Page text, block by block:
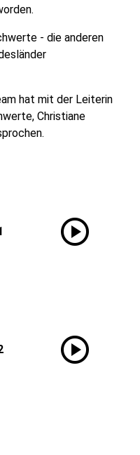
- die anderen
hat mit der Leiterin
Christiane
play_circle
play_circle